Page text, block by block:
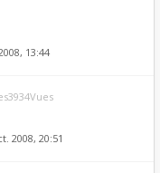
13:44
2008, 20:51